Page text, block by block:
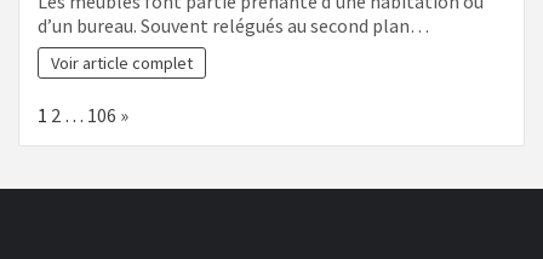
d’un bureau. Souvent relégués au second plan…
Voir article complet
Page:
1 2 … 106 Next
»